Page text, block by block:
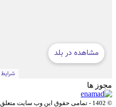
مجوز ها
© 1402 - تمامی حقوق این وب سایت متعلق به